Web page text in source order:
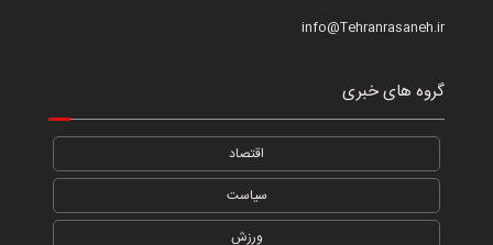
info@Tehranrasaneh.ir
گروه های خبری
اقتصاد
سیاست
ورزش